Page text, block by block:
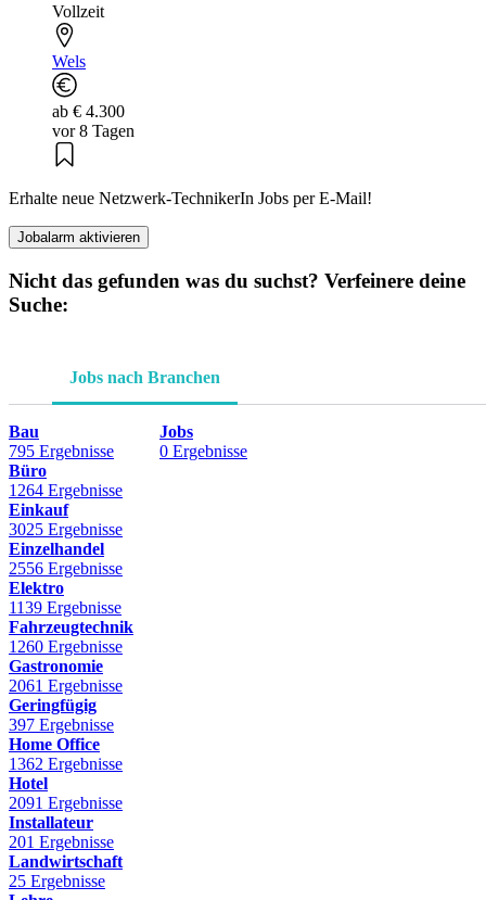
Vollzeit
Wels
ab € 4.300
vor 8 Tagen
Erhalte neue Netzwerk-TechnikerIn Jobs per E-Mail!
Jobalarm aktivieren
Nicht das gefunden was du suchst? Verfeinere deine
Suche:
Jobs nach Branchen
Bau
795 Ergebnisse
Büro
1264 Ergebnisse
Einkauf
3025 Ergebnisse
Einzelhandel
2556 Ergebnisse
Elektro
1139 Ergebnisse
Fahrzeugtechnik
1260 Ergebnisse
Gastronomie
2061 Ergebnisse
Geringfügig
397 Ergebnisse
Home Office
1362 Ergebnisse
Hotel
2091 Ergebnisse
Installateur
201 Ergebnisse
Landwirtschaft
25 Ergebnisse
Jobs
0 Ergebnisse